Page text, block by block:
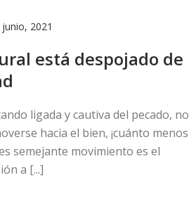
junio, 2021
está despojado de
ligada y cautiva del pecado, no
hacia el bien, ¡cuánto menos
semejante movimiento es el
a [...]